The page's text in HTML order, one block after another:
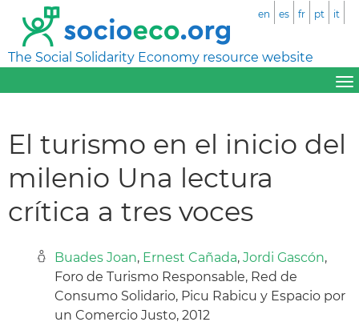
The Social Solidarity Economy resource website
en es fr pt it
El turismo en el inicio del
milenio Una lectura
crítica a tres voces
Buades Joan, Ernest Cañada, Jordi Gascón,
Foro de Turismo Responsable, Red de
Consumo Solidario, Picu Rabicu y Espacio por
un Comercio Justo, 2012